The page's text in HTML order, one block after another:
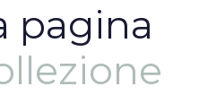
pagina